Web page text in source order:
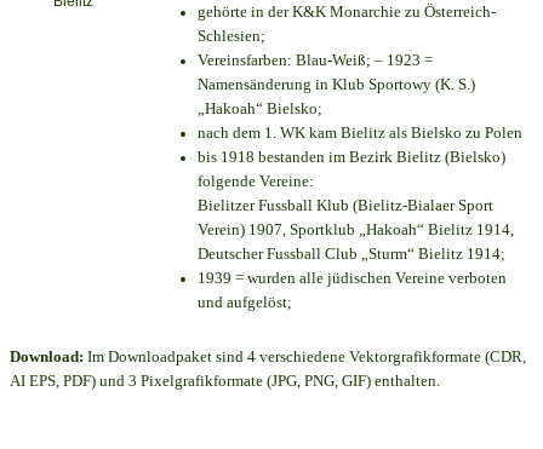
gehörte in der K&K Monarchie zu Österreich-
Schlesien;
Vereinsfarben: Blau-Weiß; – 1923 =
Namensänderung in Klub Sportowy (K. S.)
„Hakoah“ Bielsko;
nach dem 1. WK kam Bielitz als Bielsko zu Polen
bis 1918 bestanden im Bezirk Bielitz (Bielsko)
folgende Vereine:
Bielitzer Fussball Klub (Bielitz-Bialaer Sport
Verein) 1907, Sportklub „Hakoah“ Bielitz 1914,
Deutscher Fussball Club „Sturm“ Bielitz 1914;
1939 = wurden alle jüdischen Vereine verboten
und aufgelöst;
Download: Im Downloadpaket sind 4 verschiedene Vektorgrafikformate (CDR,
AI EPS, PDF) und 3 Pixelgrafikformate (JPG, PNG, GIF) enthalten.